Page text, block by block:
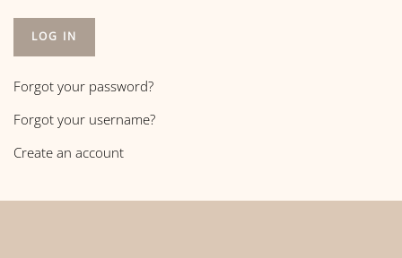
LOG IN
Forgot your password?
Forgot your username?
Create an account